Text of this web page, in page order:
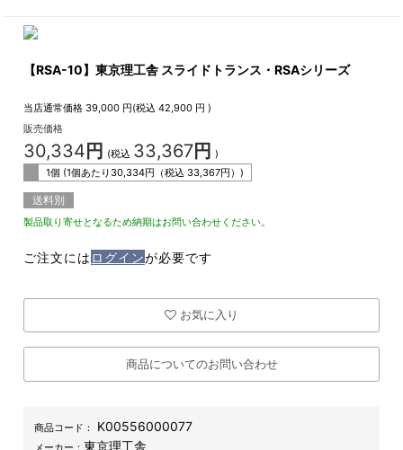
【RSA-10】東京理工舎 スライドトランス・RSAシリーズ
当店通常価格 39,000 円(税込42,900 円 )
販売価格
30,334 円 (税込 33,367円 )
1個 (1個あたり 30,334円（税込 33,367円）)
送料別
製品取り寄せとなるため納期はお問い合わせください。
ご注文には ログインが必要です
お気に入り
商品についてのお問い合わせ
商品コード： K00556000077
メーカー： 東京理工舎